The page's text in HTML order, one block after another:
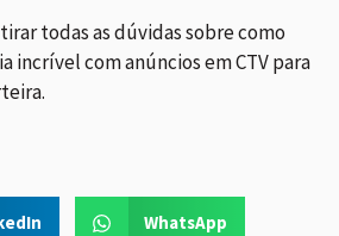
todas as dúvidas sobre como
incrível com anúncios em CTV para
WhatsApp